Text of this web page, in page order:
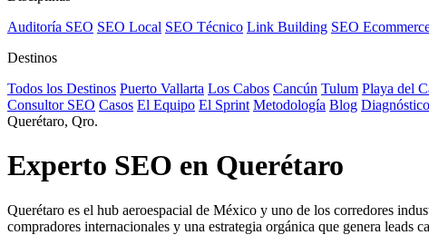
Auditoría SEO SEO Local SEO Técnico Link Building SEO
Destinos
Todos los Destinos Puerto Vallarta Los Cabos Cancún Tulum Playa del
Consultor SEO Casos El Equipo El Sprint Metodología Blog
Querétaro, Qro.
Experto SEO en Querétaro
Querétaro es el hub aeroespacial de México y uno de los corredores
compradores internacionales y una estrategia orgánica que genera leads